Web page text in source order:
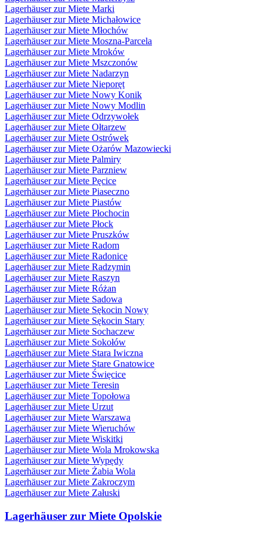
Lagerhäuser zur Miete Marki
Lagerhäuser zur Miete Michałowice
Lagerhäuser zur Miete Młochów
Lagerhäuser zur Miete Moszna-Parcela
Lagerhäuser zur Miete Mroków
Lagerhäuser zur Miete Mszczonów
Lagerhäuser zur Miete Nadarzyn
Lagerhäuser zur Miete Nieporęt
Lagerhäuser zur Miete Nowy Konik
Lagerhäuser zur Miete Nowy Modlin
Lagerhäuser zur Miete Odrzywołek
Lagerhäuser zur Miete Ołtarzew
Lagerhäuser zur Miete Ostrówek
Lagerhäuser zur Miete Ożarów Mazowiecki
Lagerhäuser zur Miete Palmiry
Lagerhäuser zur Miete Parzniew
Lagerhäuser zur Miete Pęcice
Lagerhäuser zur Miete Piaseczno
Lagerhäuser zur Miete Piastów
Lagerhäuser zur Miete Płochocin
Lagerhäuser zur Miete Płock
Lagerhäuser zur Miete Pruszków
Lagerhäuser zur Miete Radom
Lagerhäuser zur Miete Radonice
Lagerhäuser zur Miete Radzymin
Lagerhäuser zur Miete Raszyn
Lagerhäuser zur Miete Różan
Lagerhäuser zur Miete Sadowa
Lagerhäuser zur Miete Sękocin Nowy
Lagerhäuser zur Miete Sękocin Stary
Lagerhäuser zur Miete Sochaczew
Lagerhäuser zur Miete Sokołów
Lagerhäuser zur Miete Stara Iwiczna
Lagerhäuser zur Miete Stare Gnatowice
Lagerhäuser zur Miete Święcice
Lagerhäuser zur Miete Teresin
Lagerhäuser zur Miete Topołowa
Lagerhäuser zur Miete Urzut
Lagerhäuser zur Miete Warszawa
Lagerhäuser zur Miete Wieruchów
Lagerhäuser zur Miete Wiskitki
Lagerhäuser zur Miete Wola Mrokowska
Lagerhäuser zur Miete Wypędy
Lagerhäuser zur Miete Żabia Wola
Lagerhäuser zur Miete Zakroczym
Lagerhäuser zur Miete Załuski
Lagerhäuser zur Miete Opolskie